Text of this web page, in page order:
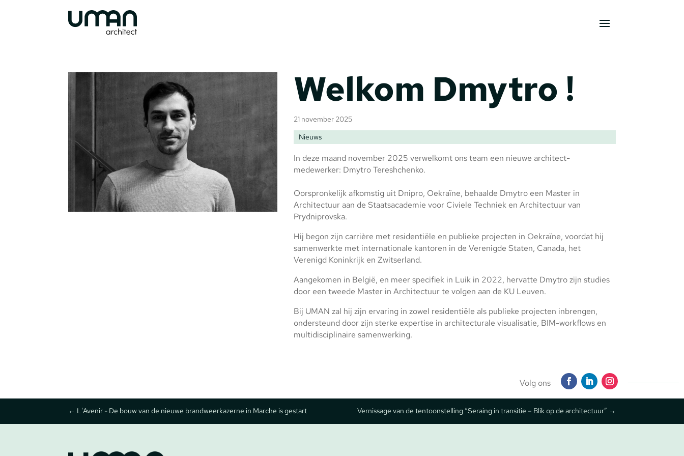
Welkom Dmytro !
21 november 2025
Nieuws
In deze maand november 2025 verwelkomt ons team een nieuwe architect-
medewerker: Dmytro Tereshchenko.
Oorspronkelijk afkomstig uit Dnipro, Oekraïne, behaalde Dmytro een Master in
Architectuur aan de Staatsacademie voor Civiele Techniek en Architectuur van
Prydniprovska.
Hij begon zijn carrière met residentiële en publieke projecten in Oekraïne, voordat hij
samenwerkte met internationale kantoren in de Verenigde Staten, Canada, het
Verenigd Koninkrijk en Zwitserland.
Aangekomen in België, en meer specifiek in Luik in 2022, hervatte Dmytro zijn studies
door een tweede Master in Architectuur te volgen aan de KU Leuven.
Bij UMAN zal hij zijn ervaring in zowel residentiële als publieke projecten inbrengen,
ondersteund door zijn sterke expertise in architecturale visualisatie, BIM-workflows en
multidisciplinaire samenwerking.
Volg ons
← L'Avenir - De bouw van de nieuwe brandweerkazerne in Marche is gestart Vernissage van de tentoonstelling “Seraing in transitie – Blik op de architectuur” →